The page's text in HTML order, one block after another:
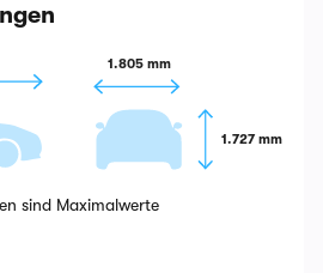
1.805 mm
1.727 mm
sind Maximalwerte